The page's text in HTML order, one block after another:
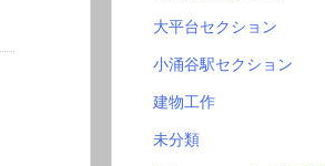
大平台セクション
小涌谷駅セクション
建物工作
未分類